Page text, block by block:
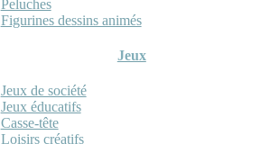
Peluches
Figurines dessins animés
Jeux
Jeux de société
Jeux éducatifs
Casse-tête
Loisirs créatifs